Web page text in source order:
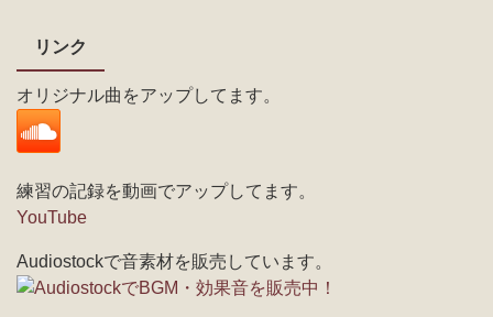
リンク
オリジナル曲をアップしてます。
練習の記録を動画でアップしてます。
YouTube
Audiostockで音素材を販売しています。